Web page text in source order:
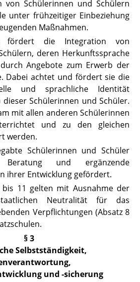
von Schülerinnen und Schülern
unter frühzeitiger Einbeziehung
Maßnahmen.
fördert die Integration von
deren Herkunftssprache
Angebote zum Erwerb der
Dabei achtet und fördert sie die
und sprachliche Identität
Schülerinnen und Schüler.
mit allen anderen Schülerinnen
und zu den gleichen
werden.
Schülerinnen und Schüler
und ergänzende
ihrer Entwicklung gefördert.
bis 11 gelten mit Ausnahme der
Neutralität für das
Verpflichtungen (Absatz 8
§ 3
Selbstständigkeit,
und -sicherung